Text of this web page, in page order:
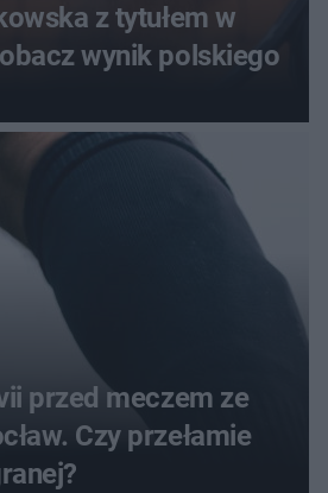
z tytułem w
wynik polskiego
przed meczem ze
Czy przełamie